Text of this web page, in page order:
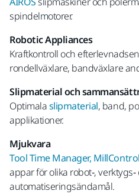
spindelmotorer.
Robotic Appliances
Kraftkontroll och
rondellväxlare, bandväxlare
Slipmaterial och
Optimalaslipmaterial, band,
applikationer.
Mjukvara
Tool Time Manager,
appar för olika robot‑, verktygs‑
automatiseringsändamål.